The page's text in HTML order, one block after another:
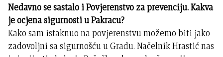
Nedavno se sastalo i Povjerenstvo za prevenciju. Kakva
je ocjena sigurnosti u Pakracu?
Kako sam istaknuo na povjerenstvu možemo biti jako
zadovoljni sa sigurnošću u Gradu. Načelnik Hrastić nas